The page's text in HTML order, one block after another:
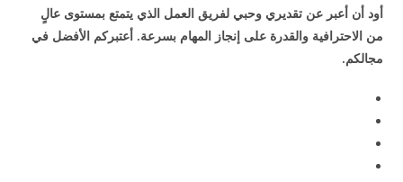
أود أن أعبر عن تقديري وحبي لفريق العمل الذي يتمتع بمستوى عالٍ
من الاحترافية والقدرة على إنجاز المهام بسرعة. أعتبركم الأفضل في
مجالكم.